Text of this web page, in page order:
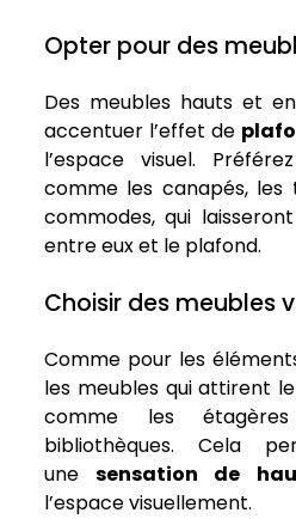
Opter pour des
Des meubles hauts et
accentuer l’effet de
l’espace visuel.
comme les canapés, les
commodes, qui
entre eux et le plafond.
Choisir des meubles
Comme pour les
les meubles qui attirent
comme les
bibliothèques. Cela
unesensation de
l’espace visuellement.